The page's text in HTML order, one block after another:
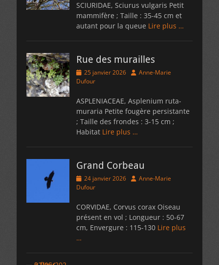
SCIURIDAE, Sciurus vulgaris Petit
mammifère ; Taille : 35-45 cm et
autant pour la queue Lire plus …
Rue des murailles
Posted
on
25 janvier 2026 Author
Anne-Marie
Dufour
ASPLENIACEAE, Asplenium ruta-
muraria Petite fougère persistante
; Taille des frondes : 3-15 cm ;
Habitat Lire plus …
Grand Corbeau
Posted
on
24 janvier 2026 Author
Anne-Marie
Dufour
CORVIDAE, Corvus corax Oiseau
présent en vol ; Longueur : 50-67
cm, Envergure : 115-130 Lire plus
…